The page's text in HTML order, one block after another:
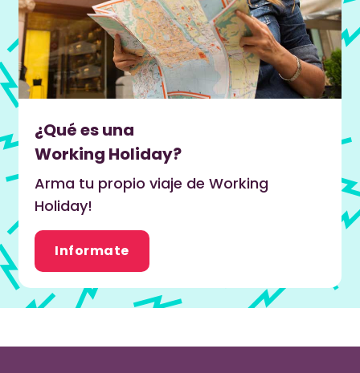
¿Qué es una
Working Holiday?
Arma tu propio viaje de Working
Holiday!
Informate